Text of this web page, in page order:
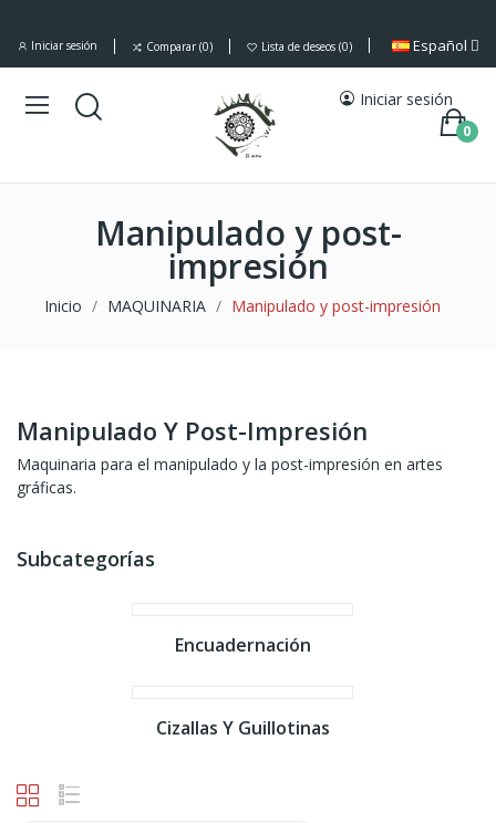
Iniciar sesión Comparar 0 Lista de deseos 0 Español
Iniciar sesión
0
Manipulado y post-
impresión
Inicio MAQUINARIA Manipulado y post-impresión
Manipulado Y Post-Impresión
Maquinaria para el manipulado y la post-impresión en artes
gráficas.
Subcategorías
Encuadernación
Cizallas Y Guillotinas